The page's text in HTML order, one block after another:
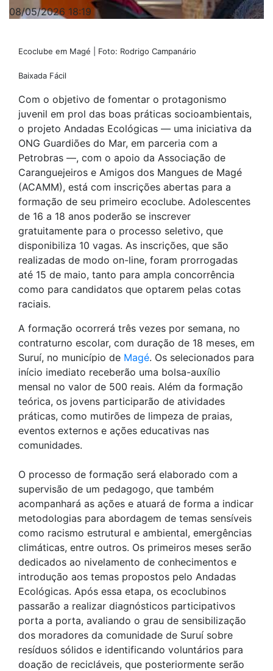
08/05/2026 18:19
Ecoclube em Magé | Foto: Rodrigo Campanário
Baixada Fácil
Com o objetivo de fomentar o protagonismo
juvenil em prol das boas práticas socioambientais,
o projeto Andadas Ecológicas — uma iniciativa da
ONG Guardiões do Mar, em parceria com a
Petrobras —, com o apoio da Associação de
Caranguejeiros e Amigos dos Mangues de Magé
(ACAMM), está com inscrições abertas para a
formação de seu primeiro ecoclube. Adolescentes
de 16 a 18 anos poderão se inscrever
gratuitamente para o processo seletivo, que
disponibiliza 10 vagas. As inscrições, que são
realizadas de modo on-line, foram prorrogadas
até 15 de maio, tanto para ampla concorrência
como para candidatos que optarem pelas cotas
raciais.
A formação ocorrerá três vezes por semana, no
contraturno escolar, com duração de 18 meses, em
Suruí, no município de Magé. Os selecionados para
início imediato receberão uma bolsa-auxílio
mensal no valor de 500 reais. Além da formação
teórica, os jovens participarão de atividades
práticas, como mutirões de limpeza de praias,
eventos externos e ações educativas nas
comunidades.
O processo de formação será elaborado com a
supervisão de um pedagogo, que também
acompanhará as ações e atuará de forma a indicar
metodologias para abordagem de temas sensíveis
como racismo estrutural e ambiental, emergências
climáticas, entre outros. Os primeiros meses serão
dedicados ao nivelamento de conhecimentos e
introdução aos temas propostos pelo Andadas
Ecológicas. Após essa etapa, os ecoclubinos
passarão a realizar diagnósticos participativos
porta a porta, avaliando o grau de sensibilização
dos moradores da comunidade de Suruí sobre
resíduos sólidos e identificando voluntários para
doação de recicláveis, que posteriormente serão